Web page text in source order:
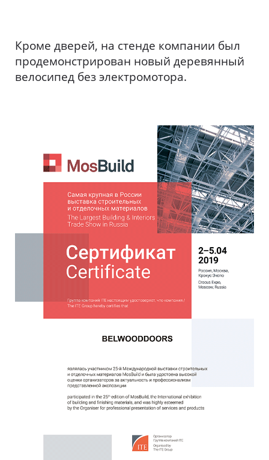
Кроме дверей, на стенде компании был
продемонстрирован новый деревянный
велосипед без электромотора.